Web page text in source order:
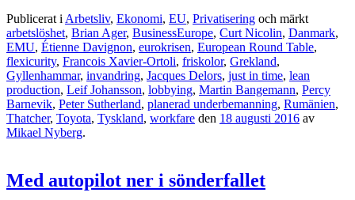
Publicerat i Arbetsliv, Ekonomi, EU, Privatisering och märkt
arbetslöshet, Brian Ager, BusinessEurope, Curt Nicolin, Danmark,
EMU, Étienne Davignon, eurokrisen, European Round Table,
flexicurity, Francois Xavier-Ortoli, friskolor, Grekland,
Gyllenhammar, invandring, Jacques Delors, just in time, lean
production, Leif Johansson, lobbying, Martin Bangemann, Percy
Barnevik, Peter Sutherland, planerad underbemanning, Rumänien,
Thatcher, Toyota, Tyskland, workfare den 18 augusti 2016 av
Mikael Nyberg.
Med autopilot ner i sönderfallet